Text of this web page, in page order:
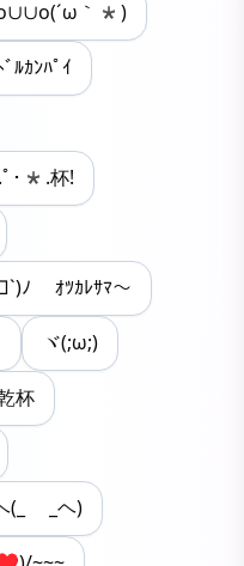
｀*)
ﾝﾊﾟｲ
･*.杯!
ﾉ ｵﾂｶﾚｻﾏ～
ヾ(;ω;)
杯
(_ _ヘ)